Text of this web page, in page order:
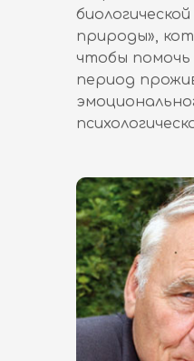
природы»,
чтобы помочь
период